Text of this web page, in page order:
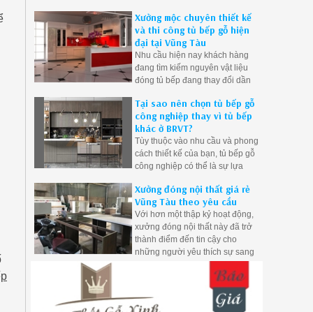
cầu cũng như ý muốn của khách
hàng để tạo ra những mẫu tủ
bếp đẹp mang phong cách cá
nhân của gia chủ.
Xưởng mộc chuyên thiết kế
và thi công tủ bếp gỗ hiện
đại tại Vũng Tàu
Nhu cầu hiện nay khách hàng
đang tìm kiếm nguyên vật liệu
đóng tủ bếp đang thay đổi dần
qua tủ bếp gỗ công nghiệp để
giải quyết khâu mối mọt, cong
vênh, ẩm ướt nơi góc bếp do
thời gian sử dụng. Bên cạnh đó
gỗ công nghiệp cũng được đánh
giá là khá bền và dặt biệt giá
Tại sao nên chọn tủ bếp gỗ
công nghiệp thay vì tủ bếp
khác ở BRVT?
Tùy thuộc vào nhu cầu và phong
cách thiết kế của bạn, tủ bếp gỗ
công nghiệp có thể là sự lựa
bếp của bạn.
Xưởng đóng nội thất giá rẻ
Vũng Tàu theo yêu cầu
Với hơn một thập kỷ hoạt động,
xưởng đóng nội thất này đã trở
thành điểm đến tin cậy cho
những người yêu thích sự sang